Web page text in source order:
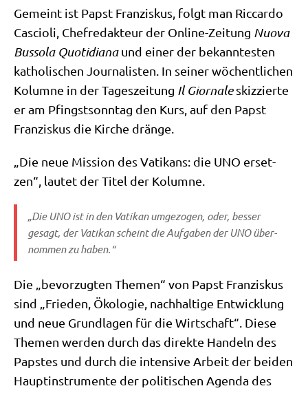
Gemeint ist Papst Fran­zis­kus, folgt man Ric­car­do
Cascio­li, Chef­re­dak­teur der Online-Zei­tung Nuo­va
Bus­so­la Quo­ti­dia­naund einer der bekann­te­sten
katho­li­schen Jour­na­li­sten. In sei­ner wöchent­li­chen
Kolum­ne in der Tages­zei­tung Il Giorn­a­leskiz­zier­te
er am Pfingst­sonn­tag den Kurs, auf den Papst
Fran­zis­kus die Kir­che dränge.
„Die neue Mis­si­on des Vati­kans: die UNO erset­
zen“, lau­tet der Titel der Kolumne.
„Die UNO ist in den Vati­kan umge­zo­gen, oder, bes­ser
gesagt, der Vati­kan scheint die Auf­ga­ben der UNO über­
nom­men zu haben.“
Die „bevor­zug­ten The­men“ von Papst Fran­zis­kus
sind „Frie­den, Öko­lo­gie, nach­hal­ti­ge Ent­wick­lung
und neue Grund­la­gen für die Wirt­schaft“. Die­se
The­men wer­den durch das direk­te Han­deln des
Pap­stes und durch die inten­si­ve Arbeit der bei­den
Haupt­in­stru­men­te der poli­ti­schen Agen­da des